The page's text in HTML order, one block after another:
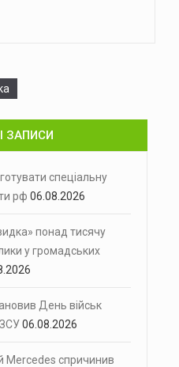
ЗАПИСИ
спеціальну
рф 06.08.2026
понад тисячу
у громадських
День військ
ЗСУ06.08.2026
Mercedes спричинив